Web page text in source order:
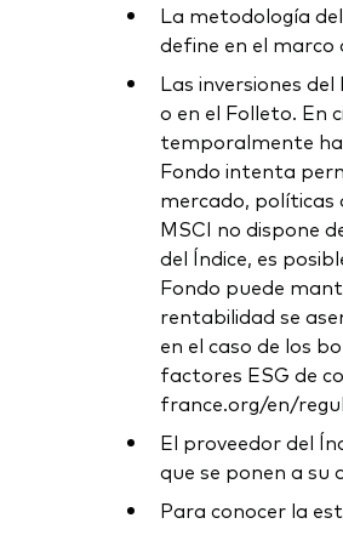
La metodología
define en el marco
Las inversiones
o en el Folleto. En
temporalmente
Fondo intenta
mercado, políticas
MSCI no dispone
del Índice, es
Fondo puede
rentabilidad se
en el caso de los
factores ESG de
france.org/en/
El proveedor del
que se ponen a su
Para conocer la